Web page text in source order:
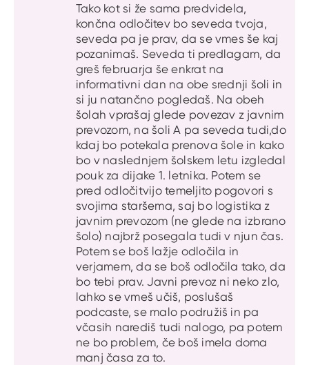
Tako kot si že sama predvidela,
končna odločitev bo seveda tvoja,
seveda pa je prav, da se vmes še kaj
pozanimaš. Seveda ti predlagam, da
greš februarja še enkrat na
informativni dan na obe srednji šoli in
si ju natančno pogledaš. Na obeh
šolah vprašaj glede povezav z javnim
prevozom, na šoli A pa seveda tudi,do
kdaj bo potekala prenova šole in kako
bo v naslednjem šolskem letu izgledal
pouk za dijake 1. letnika. Potem se
pred odločitvijo temeljito pogovori s
svojima staršema, saj bo logistika z
javnim prevozom (ne glede na izbrano
šolo) najbrž posegala tudi v njun čas.
Potem se boš lažje odločila in
verjamem, da se boš odločila tako, da
bo tebi prav. Javni prevoz ni neko zlo,
lahko se vmeš učiš, poslušaš
podcaste, se malo podružiš in pa
včasih narediš tudi nalogo, pa potem
ne bo problem, če boš imela doma
manj časa za to.